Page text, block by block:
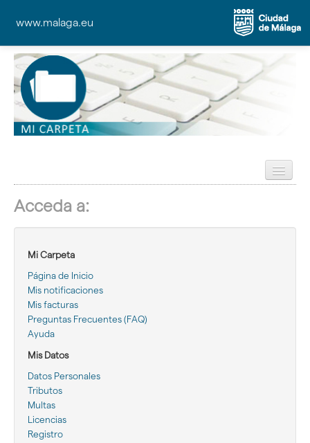
www.malaga.eu
Acceda a:
Mi Carpeta
Página de Inicio
Mis notificaciones
Mis facturas
Preguntas Frecuentes (FAQ)
Ayuda
Mis Datos
Datos Personales
Tributos
Multas
Licencias
Registro